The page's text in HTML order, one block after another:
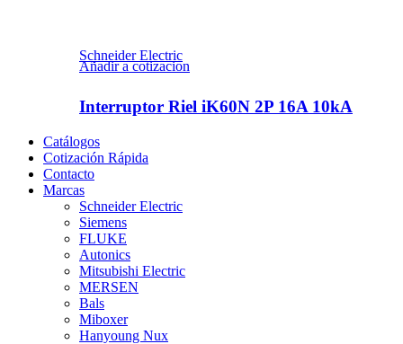
Schneider Electric
Añadir a cotizacion
Interruptor Riel iK60N 2P 16A 10kA
Catálogos
Cotización Rápida
Contacto
Marcas
Schneider Electric
Siemens
FLUKE
Autonics
Mitsubishi Electric
MERSEN
Bals
Miboxer
Hanyoung Nux